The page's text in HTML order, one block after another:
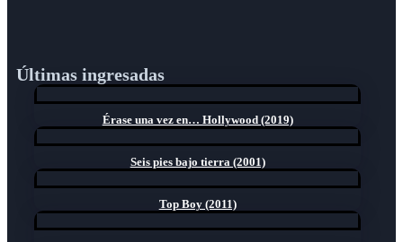
Últimas ingresadas
Érase una vez en… Hollywood (2019)
Seis pies bajo tierra (2001)
Top Boy (2011)